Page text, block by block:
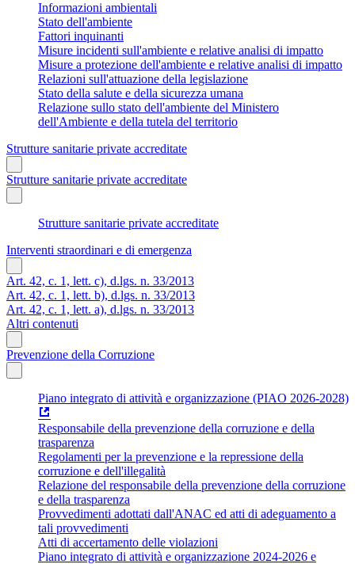
Informazioni ambientali
Stato dell'ambiente
Fattori inquinanti
Misure incidenti sull'ambiente e relative analisi di impatto
Misure a protezione dell'ambiente e relative analisi di impatto
Relazioni sull'attuazione della legislazione
Stato della salute e della sicurezza umana
Relazione sullo stato dell'ambiente del Ministero
dell'Ambiente e della tutela del territorio
Strutture sanitarie private accreditate
Strutture sanitarie private accreditate
Strutture sanitarie private accreditate
Interventi straordinari e di emergenza
Art. 42, c. 1, lett. c), d.lgs. n. 33/2013
Art. 42, c. 1, lett. b), d.lgs. n. 33/2013
Art. 42, c. 1, lett. a), d.lgs. n. 33/2013
Altri contenuti
Prevenzione della Corruzione
Piano integrato di attività e organizzazione (PIAO 2026-2028)
Responsabile della prevenzione della corruzione e della
trasparenza
Regolamenti per la prevenzione e la repressione della
corruzione e dell'illegalità
Relazione del responsabile della prevenzione della corruzione
e della trasparenza
Provvedimenti adottati dall'ANAC ed atti di adeguamento a
tali provvedimenti
Atti di accertamento delle violazioni
Piano integrato di attività e organizzazione 2024-2026 e